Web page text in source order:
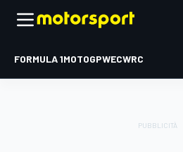
FORMULA 1MOTOGPWECWRC